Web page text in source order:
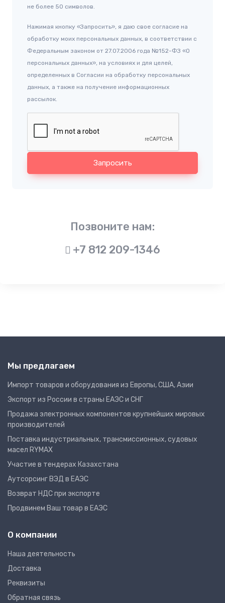
не более 50 символов.
Нажимая кнопку «Запросить», я даю свое согласие на
обработку моих персональных данных, в соответствии с
Федеральным законом от 27.07.2006 года №152-ФЗ «О
персональных данных», на условиях и для целей,
определенных в Согласии на обработку персональных
данных, а также на получение информационных
рассылок.
Запросить
Позвоните нам:
+7 812 209-1346
Мы предлагаем
Импорт товаров и оборудования из Европы, США, Азии
Экспорт из России в страны ЕАЭС и СНГ
Продажа электронных компонентов крупнейших мировых
производителей
Поставка индустриальных, трансмиссионных, судовых
масел RYMAX
Участие в тендерах Казахстана
Аутсорсинг ВЭД в ЕАЭС
Возврат НДС при экспорте
Продвинем Ваш товар в ЕАЭС
О компании
Наша деятельность
Доставка
Реквизиты
Обратная связь